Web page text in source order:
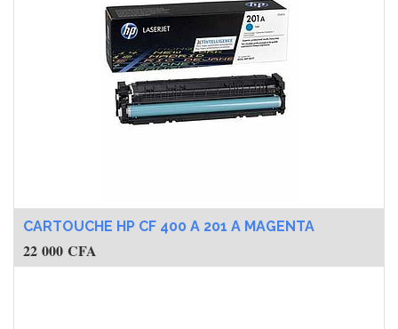
CARTOUCHE HP CF 400 A 201 A MAGENTA
22 000 CFA